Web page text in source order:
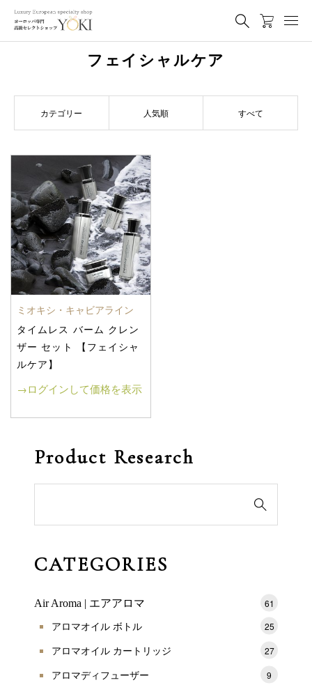
フェイシャルケア
カテゴリー 人気順 すべて
ミオキシ・キャビアライン
タイムレス バーム クレン
ザー セット 【フェイシャ
ルケア】
→ログインして価格を表示
Product Research
対

CATEGORIES
Air Aroma | エアアロマ 61
アロマオイル ボトル 25
アロマオイル カートリッジ 27
アロマディフューザー 9